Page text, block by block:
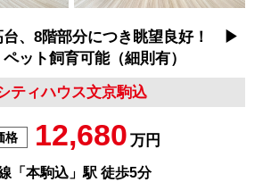
台、8階部分につき眺望良好！ ▶︎
ット飼育可能（細則有）
ティハウス文京駒込
格 12,680 万円
「本駒込」駅 徒歩5分